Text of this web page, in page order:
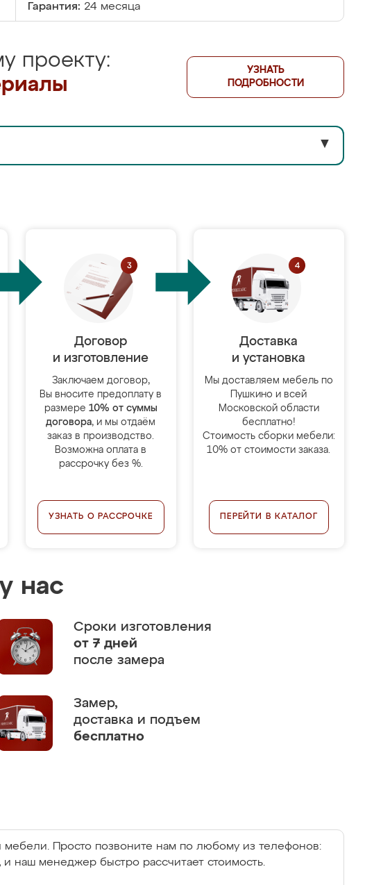
Гарантия: 24 месяца
проекту:
УЗНАТЬ
ПОДРОБНОСТИ
▼
Договор
и изготовление
Заключаем договор,
Вы вносите предоплату в
размере 10% от суммы
договора, и мы отдаём
заказ в производство.
Возможна оплата в
рассрочку без %.
УЗНАТЬ О РАССРОЧКЕ
Доставка
и установка
Мы доставляем мебель по
Пушкино и всей
Московской области
бесплатно!
Стоимость сборки мебели:
10% от стоимости заказа.
ПЕРЕЙТИ В КАТАЛОГ
нас
Сроки изготовления
от 7 дней
после замера
Замер,
доставка и подъем
бесплатно
мебели. Просто позвоните нам по любому из телефонов:
, и наш менеджер быстро рассчитает стоимость.